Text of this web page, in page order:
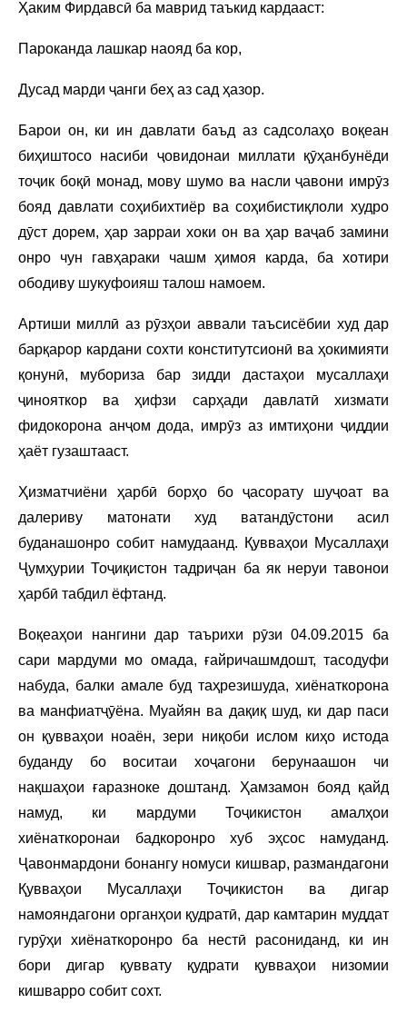
Ҳаким Фирдавсӣ ба маврид таъкид кардааст:
Пароканда лашкар наояд ба кор,
Дусад марди ҷанги беҳ аз сад ҳазор.
Барои он, ки ин давлати баъд аз садсолаҳо воқеан
биҳиштосо насиби ҷовидонаи миллати қӯҳанбунёди
тоҷик боқӣ монад, мову шумо ва насли ҷавони имрӯз
бояд давлати соҳибихтиёр ва соҳибистиқлоли худро
дӯст дорем, ҳар зарраи хоки он ва ҳар ваҷаб замини
онро чун гавҳараки чашм ҳимоя карда, ба хотири
ободиву шукуфоияш талош намоем.
Артиши миллӣ аз рӯзҳои аввали таъсисёбии худ дар
барқарор кардани сохти конститутсионӣ ва ҳокимияти
қонунӣ, мубориза бар зидди дастаҳои мусаллаҳи
ҷинояткор ва ҳифзи сарҳади давлатӣ хизмати
фидокорона анҷом дода, имрӯз аз имтиҳони ҷиддии
ҳаёт гузаштааст.
Ҳизматчиёни ҳарбӣ борҳо бо ҷасорату шуҷоат ва
далериву матонати худ ватандӯстони асил
буданашонро собит намудаанд. Қувваҳои Мусаллаҳи
Ҷумҳурии Тоҷиқистон тадриҷан ба як неруи тавонои
ҳарбӣ табдил ёфтанд.
Воқеаҳои нангини дар таърихи рӯзи 04.09.2015 ба
сари мардуми мо омада, ғайричашмдошт, тасодуфи
набуда, балки амале буд таҳрезишуда, хиёнаткорона
ва манфиатҷӯёна. Муайян ва дақиқ шуд, ки дар паси
он қувваҳои ноаён, зери ниқоби ислом киҳо истода
буданду бо воситаи хоҷагони берунаашон чи
нақшаҳои ғаразноке доштанд. Ҳамзамон бояд қайд
намуд, ки мардуми Тоҷикистон амалҳои
хиёнаткоронаи бадкоронро хуб эҳсос намуданд.
Ҷавонмардони бонангу номуси кишвар, размандагони
Қувваҳои Мусаллаҳи Тоҷикистон ва дигар
намояндагони органҳои қудратӣ, дар камтарин муддат
гурӯҳи хиёнаткоронро ба нестӣ расониданд, ки ин
бори дигар қуввату қудрати қувваҳои низомии
кишварро собит сохт.